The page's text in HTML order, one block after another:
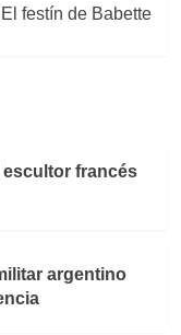
festín de Babette
escultor francés
argentino